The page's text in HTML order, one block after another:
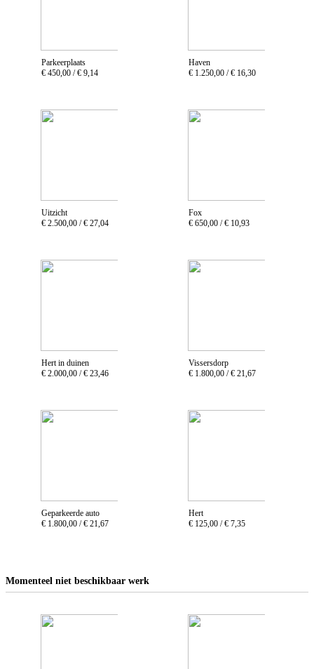
Parkeerplaats
€ 450,00 / € 9,14
Haven
€ 1.250,00 / € 16,30
Uitzicht
€ 2.500,00 / € 27,04
Fox
€ 650,00 / € 10,93
Hert in duinen
€ 2.000,00 / € 23,46
Vissersdorp
€ 1.800,00 / € 21,67
Geparkeerde auto
€ 1.800,00 / € 21,67
Hert
€ 125,00 / € 7,35
Momenteel niet beschikbaar werk